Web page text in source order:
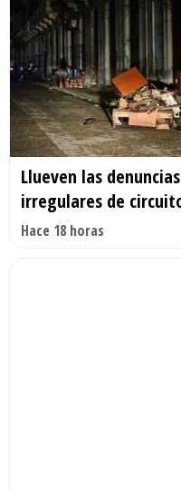
Llueven las
irregulares de
Hace 18 horas